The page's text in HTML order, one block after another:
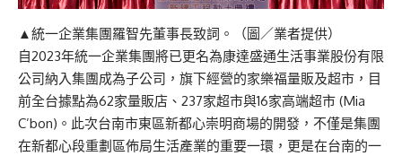
▲統一企業集團羅智先董事長致詞。（圖／業者提供）
自2023年統一企業集團將已更名為康達盛通生活事業股份有限
公司納入集團成為子公司，旗下經營的家樂福量販及超市，目
前全台據點為62家量販店、237家超市與16家高端超市 (Mia
C’bon)。此次台南市東區新都心崇明商場的開發，不僅是集團
在新都心段重劃區佈局生活產業的重要一環，更是在台南的一